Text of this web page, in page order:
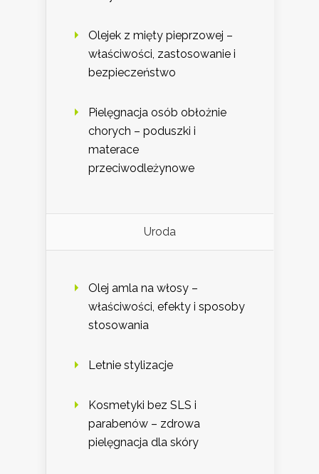
Olejek z mięty pieprzowej –
właściwości, zastosowanie i
bezpieczeństwo
Pielęgnacja osób obłożnie
chorych – poduszki i
materace
przeciwodleżynowe
Uroda
Olej amla na włosy –
właściwości, efekty i sposoby
stosowania
Letnie stylizacje
Kosmetyki bez SLS i
parabenów – zdrowa
pielęgnacja dla skóry